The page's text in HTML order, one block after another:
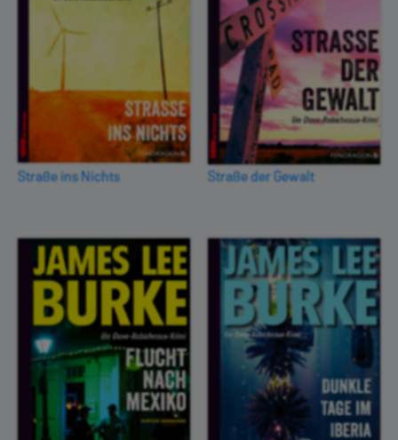
Straße ins Nichts Straße der Gewalt